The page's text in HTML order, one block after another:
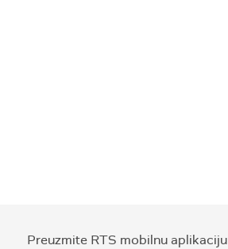
Preuzmite RTS mobilnu aplikaciju